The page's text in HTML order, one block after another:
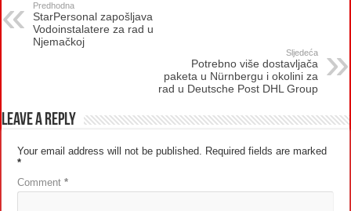
Predhodna
StarPersonal zapošljava
Vodoinstalatere za rad u
Njemačkoj
Sljedeća
Potrebno više dostavljača
paketa u Nürnbergu i okolini za
rad u Deutsche Post DHL Group
Leave a Reply
Your email address will not be published. Required fields are marked
*
Comment*